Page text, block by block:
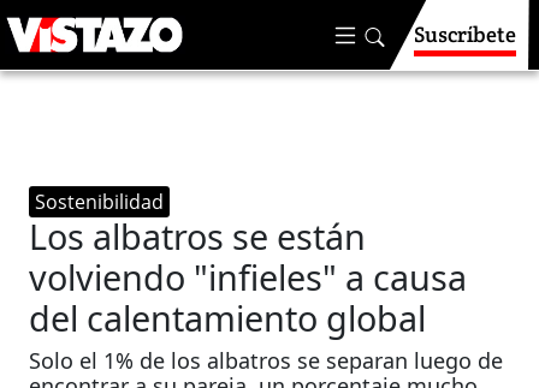
Suscríbete
Sostenibilidad
Los albatros se están
volviendo "infieles" a causa
del calentamiento global
Solo el 1% de los albatros se separan luego de